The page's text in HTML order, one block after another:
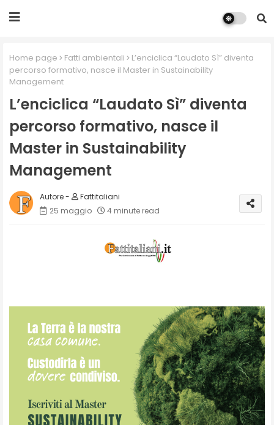
Home page Fatti ambientali
L’enciclica “Laudato Sì” diventa
percorso formativo, nasce il Master in Sustainability
Management
L’enciclica “Laudato Sì” diventa
percorso formativo, nasce il
Master in Sustainability
Management
Fattitaliani
25 maggio
4 minute read